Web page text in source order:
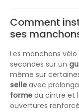
Comment
ses
Les manchons
secondes sur un
même sur
selleavec
formedu cintre et
ouvertures